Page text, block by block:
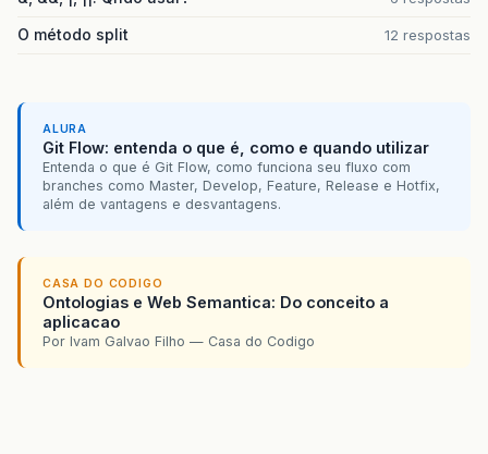
O método split 12 respostas
ALURA
Git Flow: entenda o que é, como e quando utilizar
Entenda o que é Git Flow, como funciona seu fluxo com
branches como Master, Develop, Feature, Release e Hotfix,
além de vantagens e desvantagens.
CASA DO CODIGO
Ontologias e Web Semantica: Do conceito a
aplicacao
Por Ivam Galvao Filho — Casa do Codigo